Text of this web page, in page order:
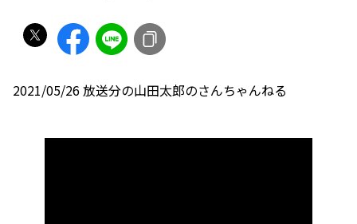
2021/05/26 放送分の山田太郎のさんちゃんねる